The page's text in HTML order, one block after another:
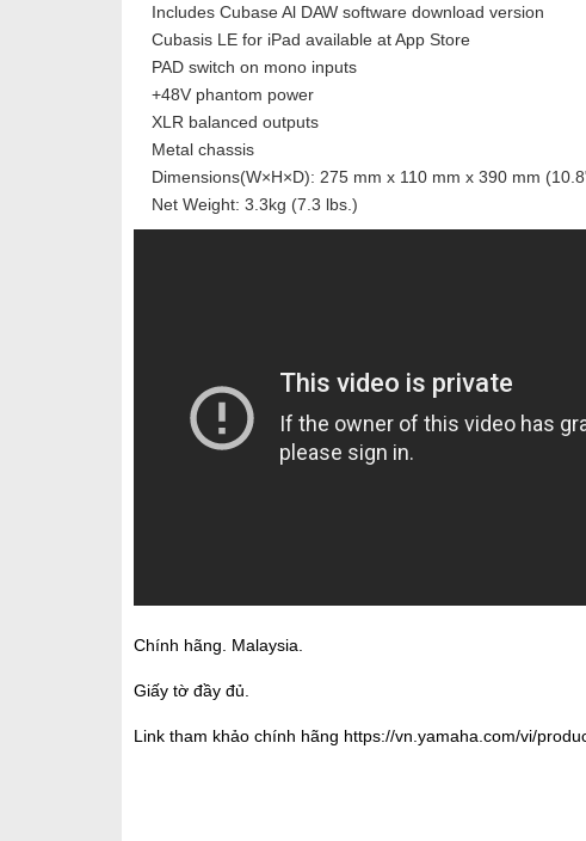
Includes Cubase Al DAW software download version
Cubasis LE for iPad available at App Store
PAD switch on mono inputs
+48V phantom power
XLR balanced outputs
Metal chassis
Dimensions(W×H×D): 275 mm x 110 mm x 390 mm
Net Weight: 3.3kg (7.3 lbs.)
Chính hãng. Malaysia.
Giấy tờ đầy đủ.
Link tham khảo chính hãng https://vn.yamaha.com/vi/